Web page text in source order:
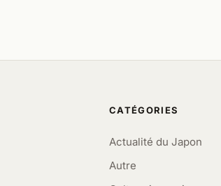
CATÉGORIES
Actualité du Japon
Autre